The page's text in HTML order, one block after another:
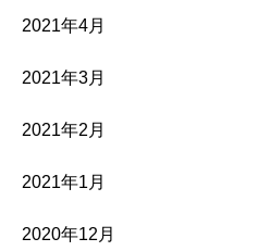
2021年4月
2021年3月
2021年2月
2021年1月
2020年12月